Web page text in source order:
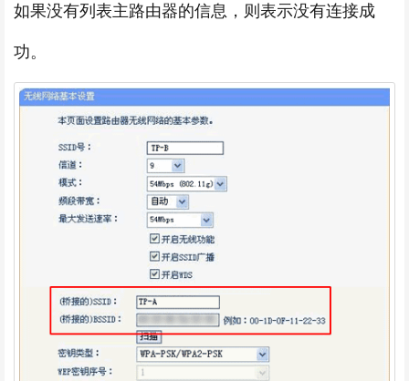
如果没有列表主路由器的信息，则表示没有连接成
功。